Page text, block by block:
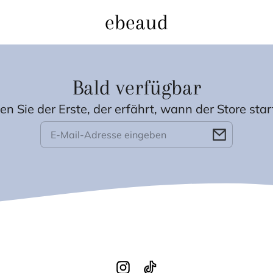
ebeaud
Bald verfügbar
Sie der Erste, der erfährt, wann der Store
E-
Mail